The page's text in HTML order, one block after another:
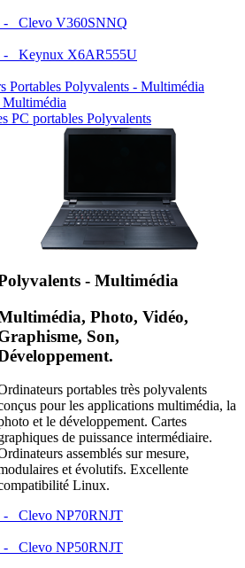
Clevo V360SNNQ
Keynux X6AR555U
PC portables Polyvalents
- Multimédia
Photo, Vidéo,
Son,
portables très polyvalents
pour les applications multimédia, la
et le développement. Cartes
de puissance intermédiaire.
assemblés sur mesure,
et évolutifs. Excellente
Linux.
Clevo NP70RNJT
Clevo NP50RNJT